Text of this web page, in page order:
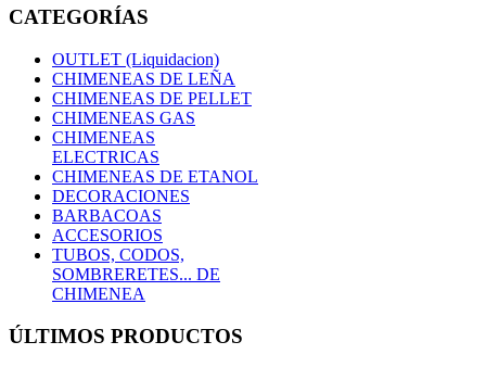
CATEGORÍAS
OUTLET (Liquidacion)
CHIMENEAS DE LEÑA
CHIMENEAS DE PELLET
CHIMENEAS GAS
CHIMENEAS
ELECTRICAS
CHIMENEAS DE ETANOL
DECORACIONES
BARBACOAS
ACCESORIOS
TUBOS, CODOS,
SOMBRERETES... DE
CHIMENEA
ÚLTIMOS PRODUCTOS